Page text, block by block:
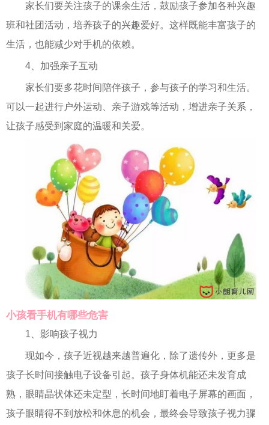
家长们要关注孩子的课余生活，鼓励孩子参加各种兴趣
班和社团活动，培养孩子的兴趣爱好。这样既能丰富孩子的
生活，也能减少对手机的依赖。
4、加强亲子互动
家长们要多花时间陪伴孩子，参与孩子的学习和生活。
可以一起进行户外运动、亲子游戏等活动，增进亲子关系，
让孩子感受到家庭的温暖和关爱。
小孩看手机有哪些危害
1、影响孩子视力
现如今，孩子近视越来越普遍化，除了遗传外，更多是
孩子长时间接触电子设备引起。孩子身体机能还未发育成
熟，眼睛晶状体还未定型，长时间地盯着电子屏幕的画面，
孩子眼睛得不到放松和休息的机会，最终会导致孩子视力骤